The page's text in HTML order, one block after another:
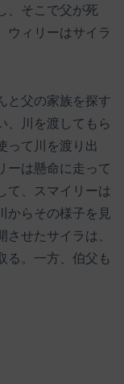
、そこで父が死
ウィリーはサイラ
と父の家族を探す
、川を渡してもら
って川を渡り出
ーは懸命に走って
て、スマイリーは
からその様子を見
せたサイラは、
る。一方、伯父も